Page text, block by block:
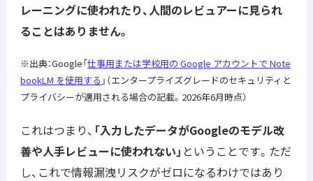
レーニングに使われたり、人間のレビュアーに見られ
ることはありません。
※出典：Google「仕事用または学校用の Google アカウントで Note
bookLM を使用する 」（エンタープライズグレードのセキュリティと
プライバシーが適用される場合の記載。2026年6月時点）
これはつまり、 「入力したデータがGoogleのモデル改
善や人手レビューに使われない」 ということです。ただ
し、これで情報漏洩リスクがゼロになるわけではあり